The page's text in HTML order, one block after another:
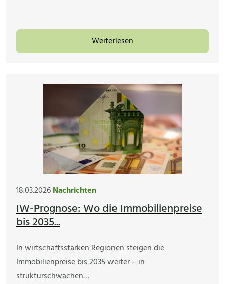
Weiterlesen
18.03.2026Nachrichten
IW-Prognose: Wo die Immobilienpreise
bis 2035...
In wirtschaftsstarken Regionen steigen die
Immobilienpreise bis 2035 weiter – in
strukturschwachen…